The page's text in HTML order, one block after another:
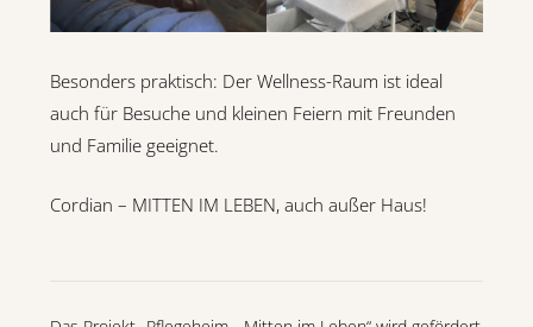
Besonders praktisch: Der Wellness-Raum ist ideal
auch für Besuche und kleinen Feiern mit Freunden
und Familie geeignet.
Cordian – MITTEN IM LEBEN, auch außer Haus!